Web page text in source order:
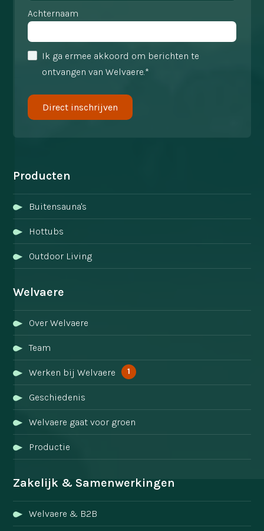
Achternaam
Ik ga ermee akkoord om berichten te
ontvangen van Welvaere.*
Producten
Buitensauna's
Hottubs
Outdoor Living
Welvaere
Over Welvaere
Team
Werken bij Welvaere 1
Geschiedenis
Welvaere gaat voor groen
Productie
Zakelijk & Samenwerkingen
Welvaere & B2B